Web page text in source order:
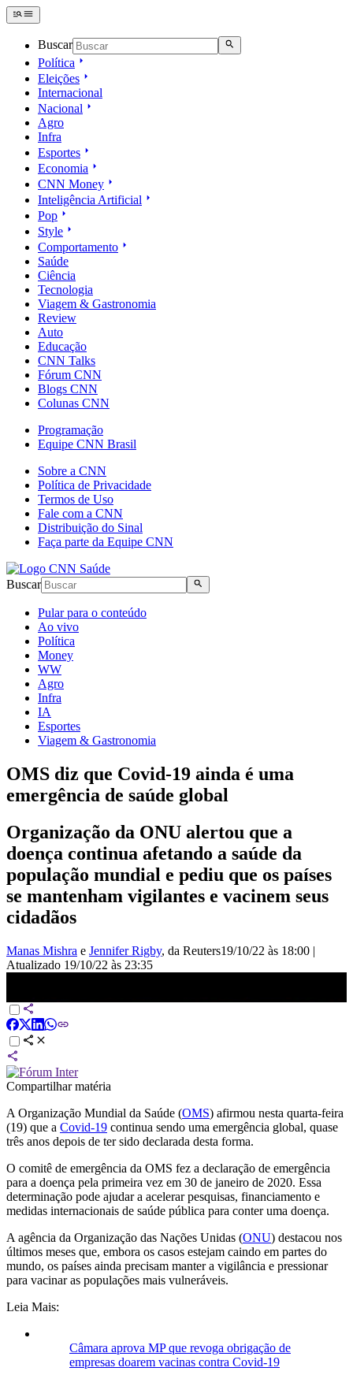
Buscar
Política
Eleições
Internacional
Nacional
Agro
Infra
Esportes
Economia
CNN Money
Inteligência Artificial
Pop
Style
Comportamento
Saúde
Ciência
Tecnologia
Viagem & Gastronomia
Review
Auto
Educação
CNN Talks
Fórum CNN
Blogs CNN
Colunas CNN
Programação
Equipe CNN Brasil
Sobre a CNN
Política de Privacidade
Termos de Uso
Fale com a CNN
Distribuição do Sinal
Faça parte da Equipe CNN
Buscar
Pular para o conteúdo
Ao vivo
Política
Money
WW
Agro
Infra
IA
Esportes
Viagem & Gastronomia
OMS diz que Covid-19 ainda é uma
emergência de saúde global
Organização da ONU alertou que a
doença continua afetando a saúde da
população mundial e pediu que os países
se mantenham vigilantes e vacinem seus
cidadãos
Manas Mishra e Jennifer Rigby, da Reuters19/10/22 às 18:00 |
Atualizado 19/10/22 às 23:35
Compartilhar matéria
A Organização Mundial da Saúde (OMS) afirmou nesta quarta-feira
(19) que a Covid-19 continua sendo uma emergência global, quase
três anos depois de ter sido declarada desta forma.
O comitê de emergência da OMS fez a declaração de emergência
para a doença pela primeira vez em 30 de janeiro de 2020. Essa
determinação pode ajudar a acelerar pesquisas, financiamento e
medidas internacionais de saúde pública para conter uma doença.
A agência da Organização das Nações Unidas (ONU) destacou nos
últimos meses que, embora os casos estejam caindo em partes do
mundo, os países ainda precisam manter a vigilância e pressionar
para vacinar as populações mais vulneráveis.
Leia Mais:
Câmara aprova MP que revoga obrigação de
empresas doarem vacinas contra Covid-19